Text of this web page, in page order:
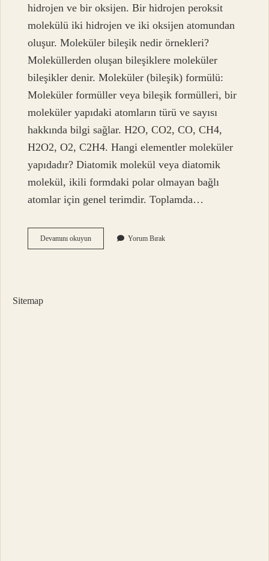
hidrojen ve bir oksijen. Bir hidrojen peroksit
molekülü iki hidrojen ve iki oksijen atomundan
oluşur. Moleküler bileşik nedir örnekleri?
Moleküllerden oluşan bileşiklere moleküler
bileşikler denir. Moleküler (bileşik) formülü:
Moleküler formüller veya bileşik formülleri, bir
moleküler yapıdaki atomların türü ve sayısı
hakkında bilgi sağlar. H2O, CO2, CO, CH4,
H2O2, O2, C2H4. Hangi elementler moleküler
yapıdadır? Diatomik molekül veya diatomik
molekül, ikili formdaki polar olmayan bağlı
atomlar için genel terimdir. Toplamda…
Devamını okuyunMoleküler
Yapı
Yorum Bırak
Sitemap